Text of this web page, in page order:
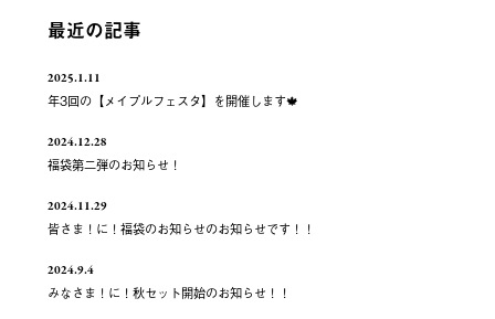
最近の記事
2025.1.11
年3回の【メイプルフェスタ】を開催します🍁
2024.12.28
福袋第二弾のお知らせ！
2024.11.29
皆さま！に！福袋のお知らせのお知らせです！！
2024.9.4
みなさま！に！秋セット開始のお知らせ！！